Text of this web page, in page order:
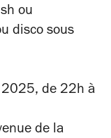
ou
disco sous
2025, de 22h à
de la